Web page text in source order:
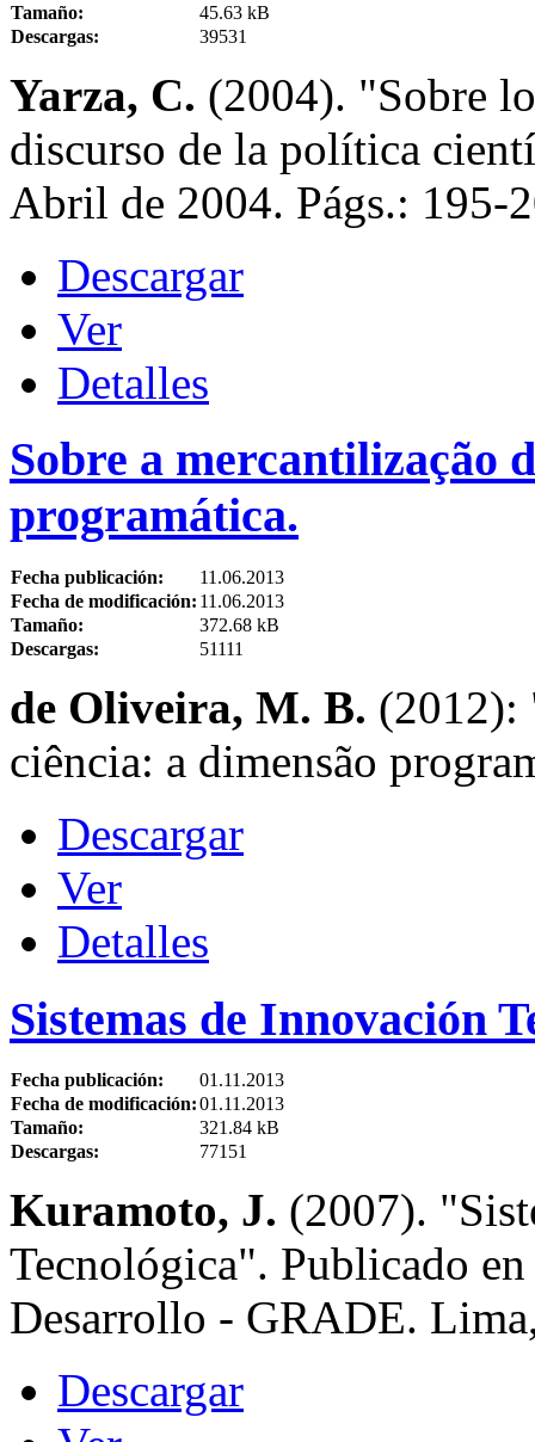
Tamaño:
45.63 kB
Descargas:
39531
Yarza, C. (2004). "Sobre
discurso de la política
Abril de 2004. Págs.: 195-
Descargar
Ver
Detalles
Sobre a mercantilização
programática.
Fecha publicación:
11.06.2013
Fecha de modificación: 11.06.2013
Tamaño:
372.68 kB
Descargas:
51111
de Oliveira, M. B. (2012):
ciência: a dimensão
Descargar
Ver
Detalles
Sistemas de Innovación
Fecha publicación:
01.11.2013
Fecha de modificación:01.11.2013
Tamaño:
321.84 kB
Descargas:
77151
Kuramoto, J. (2007).
Tecnológica". Publicado
Desarrollo - GRADE.
Descargar